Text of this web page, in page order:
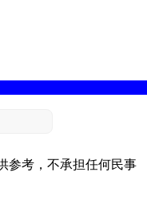
参考，不承担任何民事